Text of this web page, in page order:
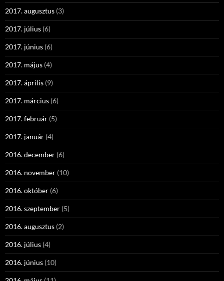
2017. augusztus (3)
2017. július (6)
2017. június (6)
2017. május (4)
2017. április (9)
2017. március (6)
2017. február (5)
2017. január (4)
2016. december (6)
2016. november (10)
2016. október (6)
2016. szeptember (5)
2016. augusztus (2)
2016. július (4)
2016. június (10)